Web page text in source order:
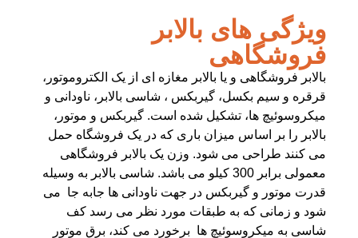
ویژگی های بالابر
فروشگاهی
بالابر فروشگاهی و یا بالابر مغازه ای از یک الکتروموتور،
قرقره و سیم بکسل، گیربکس ، شاسی بالابر، ناودانی و
میکروسوئیچ ها، تشکیل شده است. گیربکس و موتور،
بالابر را بر اساس میزان باری که در یک فروشگاه حمل
می کنند طراحی می شود. وزن یک بالابر فروشگاهی
معمولی برابر 300 کیلو می باشد. شاسی بالابر به وسیله
قدرت موتور و گیربکس در جهت ناودانی ها جابه جا می
شود و زمانی که به طبقات مورد نظر می رسد کف
شاسی به میکروسوئیچ ها برخورد می کند، برق موتور